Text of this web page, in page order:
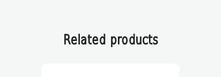
Related products